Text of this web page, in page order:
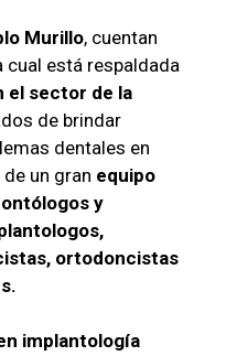
Murillo, cuentan
cual está respaldada
el sector de la
de brindar
dentales en
un gran equipo
y
ortodoncistas
implantología